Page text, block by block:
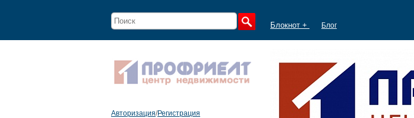
Блокнот + Блог
Авторизация/Регистрация